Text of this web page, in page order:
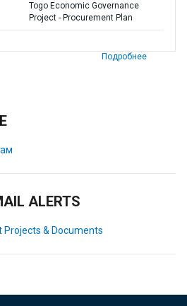
Togo Economic Governance
Project - Procurement Plan
Подробнее
ALERTS
Projects & Documents